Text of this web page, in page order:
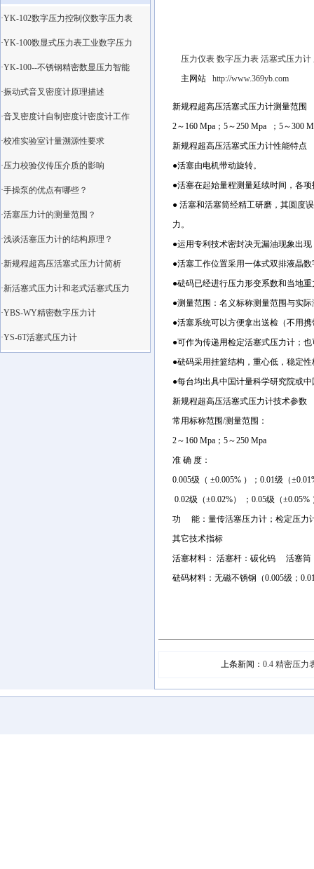
·YK-102数字压力控制仪数字压力表
·YK-100数显式压力表工业数字压力
·YK-100--不锈钢精密数显压力智能
·振动式音叉密度计原理描述
·音叉密度计自制密度计密度计工作
·校准实验室计量溯源性要求
·压力校验仪传压介质的影响
·手操泵的优点有哪些？
·活塞压力计的测量范围？
·浅谈活塞压力计的结构原理？
·新规程超高压活塞式压力计简析
·新活塞式压力计和老式活塞式压力
·YBS-WY精密数字压力计
·YS-6T活塞式压力计
压力仪表 数字压力表 活塞式压力计
主网站
http://www.369yb.com
新规程超高压活塞式压力计测量范围
2～160 Mpa；5～250 Mpa ；5～300
新规程超高压活塞式压力计性能特点
●活塞由电机带动旋转。
●活塞在起始量程测量延续时间，各
● 活塞和活塞筒经精工研磨，其圆度
力。
●运用专利技术密封决无漏油现象出
●活塞工作位置采用一体式双排液晶
●砝码已经进行压力形变系数和当地
●测量范围：名义标称测量范围与实
●活塞系统可以方便拿出送检（不用
●可作为传递用检定活塞式压力计；
●砝码采用挂篮结构，重心低，稳定性
●每台均出具中国计量科学研究院或
新规程超高压活塞式压力计技术参数
常用标称范围/测量范围：
2～160 Mpa；5～250 Mpa
准 确 度：
0.005级（ ±0.005% ）；0.01级（
0.02级（±0.02%） ；0.05级（±0.05%
功 能：量传活塞压力计；检定压力
其它技术指标
活塞材料： 活塞杆：碳化钨 活塞筒
砝码材料：无磁不锈钢（0.005级；
上条新闻： 0.4 精密压力